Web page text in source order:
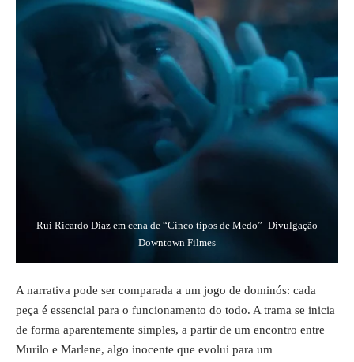
Rui Ricardo Diaz em cena de “Cinco tipos de Medo”- Divulgação
Downtown Filmes
A narrativa pode ser comparada a um jogo de dominós: cada
peça é essencial para o funcionamento do todo. A trama se inicia
de forma aparentemente simples, a partir de um encontro entre
Murilo e Marlene, algo inocente que evolui para um